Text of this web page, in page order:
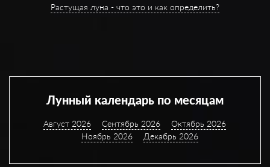
Растущая луна - что это и как определить?
Лунный календарь по месяцам
Август 2026 Сентябрь 2026
Октябрь 2026
Ноябрь 2026
Декабрь 2026